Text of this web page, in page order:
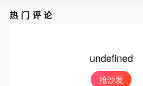
热门评论
undefined
抢沙发